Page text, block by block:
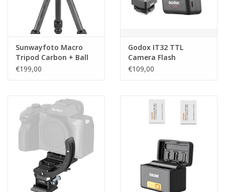
Sunwayfoto Macro
Tripod Carbon + Ball
Head + Macro Rail
€199,00
Godox IT32 TTL
Camera Flash
Olympus/Panasonic Kit
€109,00